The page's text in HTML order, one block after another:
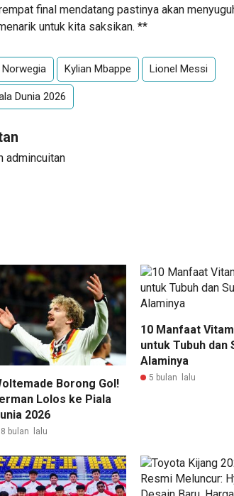
final mendatang pastinya akan
untuk kita saksikan. **
Kylian Mbappe Lionel Messi
Dunia 2026
admincuitan
Borong Gol!
Lolos ke Piala
2026
8 bulan lalu
10 Manfaat
untuk Tubuh dan
Alaminya
5 bulan lalu